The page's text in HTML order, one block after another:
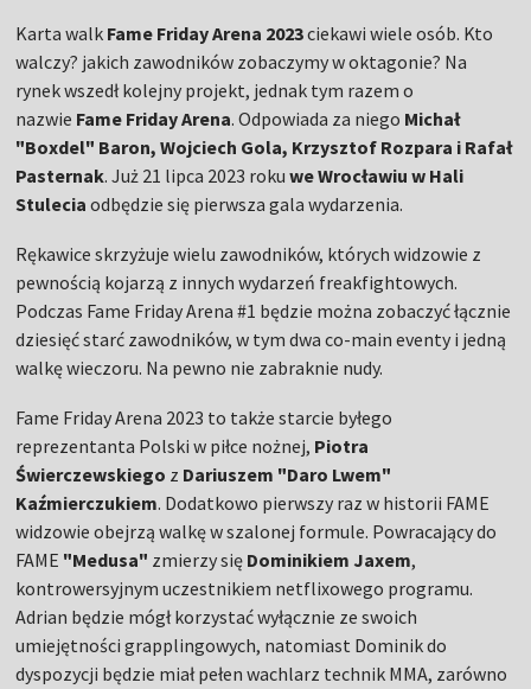
Karta walk Fame Friday Arena 2023ciekawi wiele osób. Kto
walczy? jakich zawodników zobaczymy w oktagonie? Na
rynek wszedł kolejny projekt, jednak tym razem o
nazwie Fame Friday Arena. Odpowiada za niego Michał
"Boxdel" Baron, Wojciech Gola, Krzysztof Rozpara i Rafał
Pasternak. Już 21 lipca 2023 rokuwe Wrocławiu w Hali
Stulecia odbędzie się pierwsza gala wydarzenia.
Rękawice skrzyżuje wielu zawodników, których widzowie z
pewnością kojarzą z innych wydarzeń freakfightowych.
Podczas Fame Friday Arena #1 będzie można zobaczyć łącznie
dziesięć starć zawodników, w tym dwa co-main eventy i jedną
walkę wieczoru. Na pewno nie zabraknie nudy.
Fame Friday Arena 2023 to także starcie byłego
reprezentanta Polski w piłce nożnej, Piotra
Świerczewskiego z Dariuszem "Daro Lwem"
Kaźmierczukiem. Dodatkowo pierwszy raz w historii FAME
widzowie obejrzą walkę w szalonej formule. Powracający do
FAME "Medusa" zmierzy się Dominikiem Jaxem,
kontrowersyjnym uczestnikiem netflixowego programu.
Adrian będzie mógł korzystać wyłącznie ze swoich
umiejętności grapplingowych, natomiast Dominik do
dyspozycji będzie miał pełen wachlarz technik MMA, zarówno